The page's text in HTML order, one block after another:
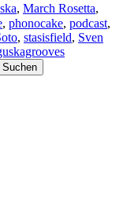
, March Rosetta,
, phonocake, podcast,
, stasisfield, Sven